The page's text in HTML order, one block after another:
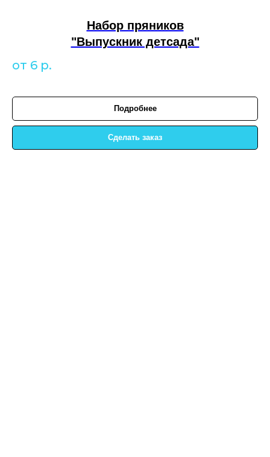
Набор пряников
"Выпускник детсада"
от 6 р.
Подробнее
Сделать заказ